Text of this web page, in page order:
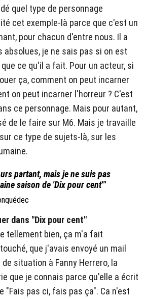
quel type de personnage
cet exemple-là parce que c'est un
pour chacun d'entre nous. Il a
absolues, je ne sais pas si on est
ce qu'il a fait. Pour un acteur, si
ça, comment on peut incarner
on peut incarner l'horreur ? C'est
ce personnage. Mais pour autant,
de le faire sur M6. Mais je travaille
ce type de sujets-là, sur les
partant, mais je ne suis pas
saison de 'Dix pour cent'"
dans "Dix pour cent"
tellement bien, ça m'a fait
que j'avais envoyé un mail
situation à Fanny Herrero, la
que je connais parce qu'elle a écrit
"Fais pas ci, fais pas ça". Ca n'est